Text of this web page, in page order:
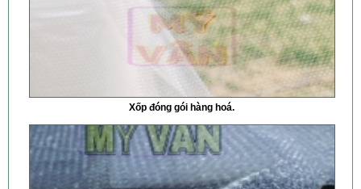
Xốp đóng gói hàng hoá.